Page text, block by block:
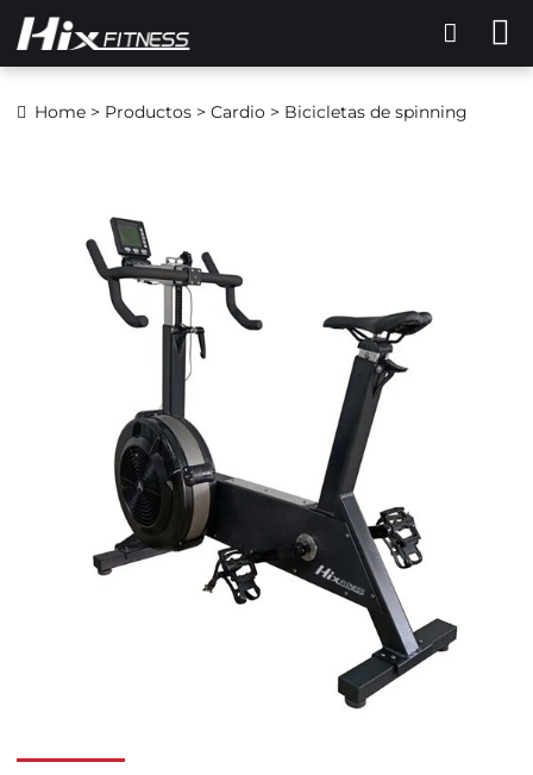
Home > Productos > Cardio > Bicicletas de spinning